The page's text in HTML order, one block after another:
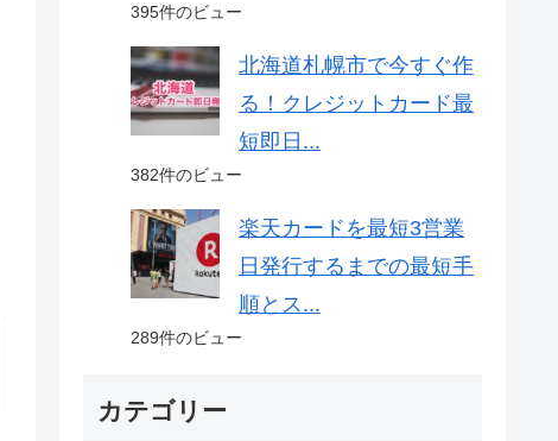
395件のビュー
北海道札幌市で今すぐ作
る！クレジットカード最
短即日...
382件のビュー
楽天カードを最短3営業
日発行するまでの最短手
順とス...
289件のビュー
カテゴリー